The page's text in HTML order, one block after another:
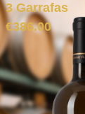
3 Garrafas
€386.00